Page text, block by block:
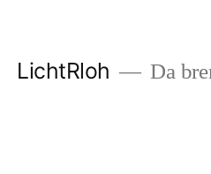
LichtRloh Da